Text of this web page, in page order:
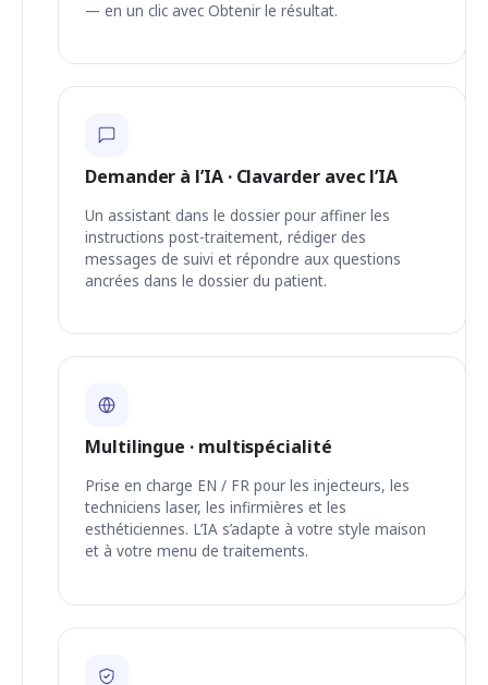
— en un clic avec Obtenir le résultat.
Demander à l’IA · Clavarder avec l’IA
Un assistant dans le dossier pour affiner les
instructions post-traitement, rédiger des
messages de suivi et répondre aux questions
ancrées dans le dossier du patient.
Multilingue · multispécialité
Prise en charge EN / FR pour les injecteurs, les
techniciens laser, les infirmières et les
esthéticiennes. L’IA s’adapte à votre style maison
et à votre menu de traitements.